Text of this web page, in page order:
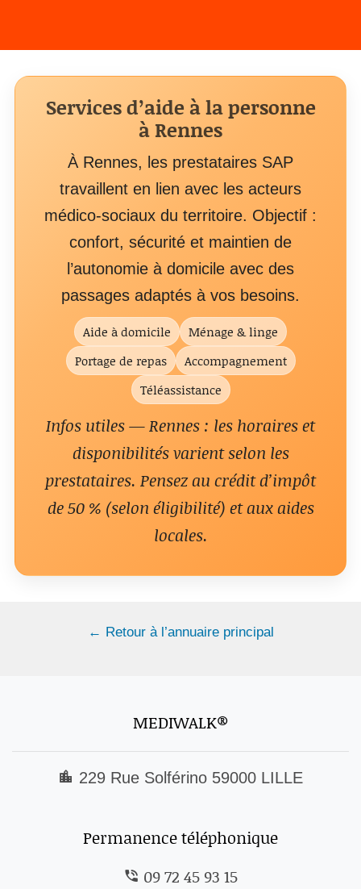
Services d’aide à la personne
à Rennes
À Rennes, les prestataires SAP
travaillent en lien avec les acteurs
médico-sociaux du territoire. Objectif :
confort, sécurité et maintien de
l’autonomie à domicile avec des
passages adaptés à vos besoins.
Aide à domicile
Ménage & linge
Portage de repas
Accompagnement
Téléassistance
Infos utiles — Rennes : les horaires et
disponibilités varient selon les
prestataires. Pensez au crédit d’impôt
de 50 % (selon éligibilité) et aux aides
locales.
← Retour à l’annuaire principal
MEDIWALK®
229 Rue Solférino 59000 LILLE
Permanence téléphonique
09 72 45 93 15